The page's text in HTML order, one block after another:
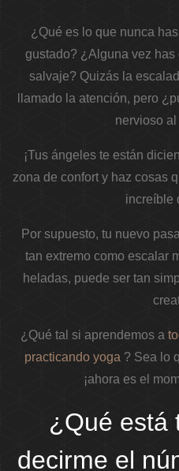
¿Qué es lo que nunca
gustado? ¿Alguna vez
salvaje? Quizás la
llamado la atención, pero
nervioso
¡Tus ángeles te están
zona de confort y haz cosas
increíble
Por supuesto, tu nuevo
tan extremo como escalar
heladas, puede ser tan
¿Qué tal si aprendemos a
practicando yoga ? Sea lo
¡ahora es el
¿Qué está
decirme el